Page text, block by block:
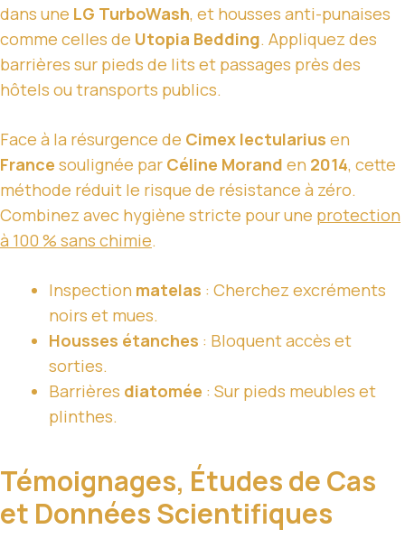
dans une LG TurboWash, et housses anti-punaises
comme celles de Utopia Bedding. Appliquez des
barrières sur pieds de lits et passages près des
hôtels ou transports publics.
Face à la résurgence de Cimex lectularius en
France soulignée par Céline Morand en 2014, cette
méthode réduit le risque de résistance à zéro.
Combinez avec hygiène stricte pour une protection
à 100 % sans chimie.
Inspection matelas : Cherchez excréments
noirs et mues.
Housses étanches : Bloquent accès et
sorties.
Barrières diatomée : Sur pieds meubles et
plinthes.
Témoignages, Études de Cas
et Données Scientifiques